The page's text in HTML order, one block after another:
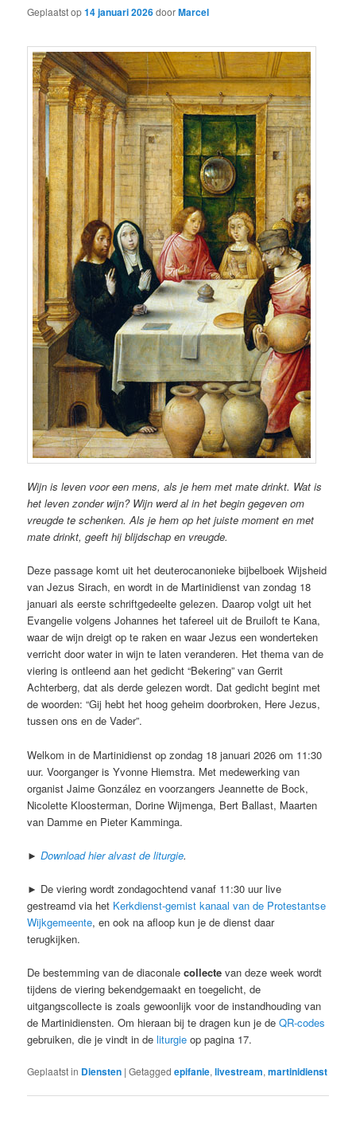
Geplaatst op14 januari 2026doorMarcel
Wijn is leven voor een mens, als je hem met mate drinkt. Wat is
het leven zonder wijn? Wijn werd al in het begin gegeven om
vreugde te schenken. Als je hem op het juiste moment en met
mate drinkt, geeft hij blijdschap en vreugde.
Deze passage komt uit het deuterocanonieke bijbelboek Wijsheid
van Jezus Sirach, en wordt in de Martinidienst van zondag 18
januari als eerste schriftgedeelte gelezen. Daarop volgt uit het
Evangelie volgens Johannes het tafereel uit de Bruiloft te Kana,
waar de wijn dreigt op te raken en waar Jezus een wonderteken
verricht door water in wijn te laten veranderen. Het thema van de
viering is ontleend aan het gedicht “Bekering” van Gerrit
Achterberg, dat als derde gelezen wordt. Dat gedicht begint met
de woorden: “Gij hebt het hoog geheim doorbroken, Here Jezus,
tussen ons en de Vader”.
Welkom in de Martinidienst op zondag 18 januari 2026 om 11:30
uur. Voorganger is Yvonne Hiemstra. Met medewerking van
organist Jaime González en voorzangers Jeannette de Bock,
Nicolette Kloosterman, Dorine Wijmenga, Bert Ballast, Maarten
van Damme en Pieter Kamminga.
►Download hier alvast de liturgie.
► De viering wordt zondagochtend vanaf 11:30 uur live
gestreamd via het Kerkdienst-gemist kanaal van de Protestantse
Wijkgemeente, en ook na afloop kun je de dienst daar
terugkijken.
De bestemming van de diaconalecollecte van deze week wordt
tijdens de viering bekendgemaakt en toegelicht, de
uitgangscollecte is zoals gewoonlijk voor de instandhouding van
de Martinidiensten. Om hieraan bij te dragen kun je deQR-codes
gebruiken, die je vindt in deliturgie op pagina 17.
Geplaatst in Diensten |Getagged epifanie,livestream,martinidienst